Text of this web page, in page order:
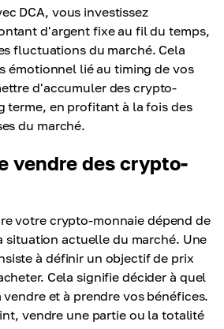
DCA, vous investissez
d'argent fixe au fil du temps,
fluctuations du marché. Cela
émotionnel lié au timing de vos
d'accumuler des crypto-
terme, en profitant à la fois des
du marché.
vendre des crypto-
votre crypto-monnaie dépend de
situation actuelle du marché. Une
à définir un objectif de prix
Cela signifie décider à quel
et à prendre vos bénéfices.
vendre une partie ou la totalité